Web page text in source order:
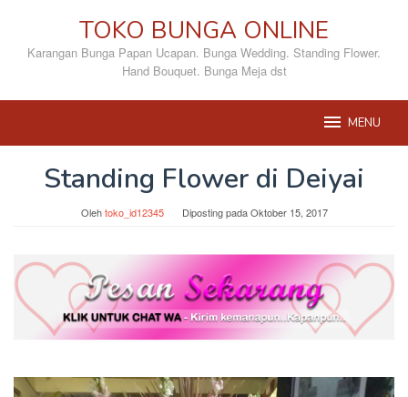
konten
TOKO BUNGA ONLINE
Karangan Bunga Papan Ucapan. Bunga Wedding. Standing Flower.
Hand Bouquet. Bunga Meja dst
MENU
Standing Flower di Deiyai
Olehtoko_id12345 Diposting padaOktober 15, 2017